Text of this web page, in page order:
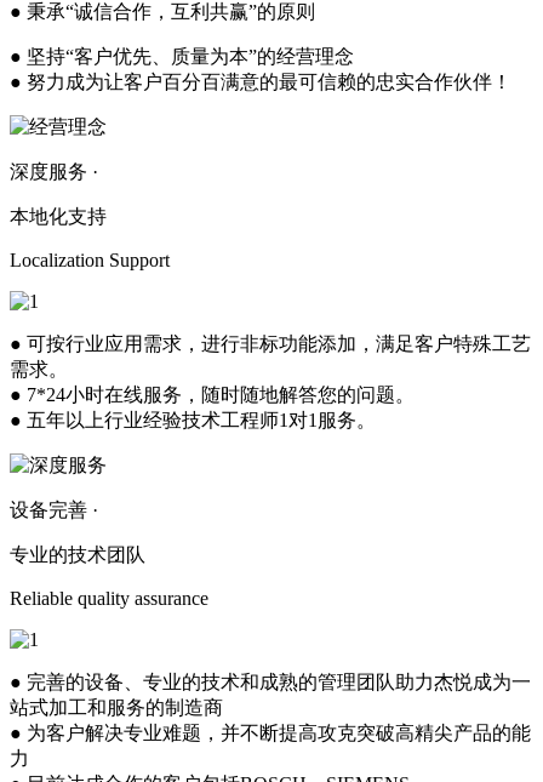
● 秉承“诚信合作，互利共赢”的原则
● 坚持“客户优先、质量为本”的经营理念
● 努力成为让客户百分百满意的最可信赖的忠实合作伙伴！
深度服务 ·
本地化支持
Localization Support
● 可按行业应用需求，进行非标功能添加，满足客户特殊工艺
需求。
● 7*24小时在线服务，随时随地解答您的问题。
● 五年以上行业经验技术工程师1对1服务。
设备完善 ·
专业的技术团队
Reliable quality assurance
● 完善的设备、专业的技术和成熟的管理团队助力杰悦成为一
站式加工和服务的制造商
● 为客户解决专业难题，并不断提高攻克突破高精尖产品的能
力